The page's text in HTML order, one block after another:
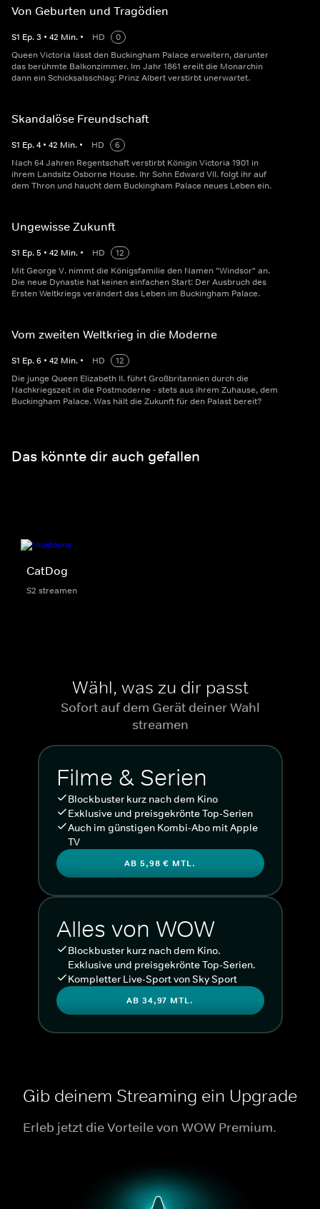
Von Geburten und Tragödien
S1 Ep.3 • 42 Min. • HD
0
Queen Victoria lässt den Buckingham Palace erweitern, darunter
das berühmte Balkonzimmer. Im Jahr 1861 ereilt die Monarchin
dann ein Schicksalsschlag: Prinz Albert verstirbt unerwartet.
Skandalöse Freundschaft
S1 Ep.4 • 42 Min. • HD
6
Nach 64 Jahren Regentschaft verstirbt Königin Victoria 1901 in
ihrem Landsitz Osborne House. Ihr Sohn Edward VII. folgt ihr auf
dem Thron und haucht dem Buckingham Palace neues Leben ein.
Ungewisse Zukunft
S1 Ep.5 • 42 Min. • HD
12
Mit George V. nimmt die Königsfamilie den Namen "Windsor" an.
Die neue Dynastie hat keinen einfachen Start: Der Ausbruch des
Ersten Weltkriegs verändert das Leben im Buckingham Palace.
Vom zweiten Weltkrieg in die Moderne
S1 Ep.6 • 42 Min. • HD
12
Die junge Queen Elizabeth II. führt Großbritannien durch die
Nachkriegszeit in die Postmoderne - stets aus ihrem Zuhause, dem
Buckingham Palace. Was hält die Zukunft für den Palast bereit?
Das könnte dir auch gefallen
CatDog
S2 streamen
Wähl, was zu dir passt
Sofort auf dem Gerät deiner Wahl
streamen
Filme & Serien
Blockbuster kurz nach dem Kino
Exklusive und preisgekrönte Top-Serien
Auch im günstigen Kombi-Abo mit Apple
TV
AB 5,98 € MTL.
Alles von WOW
Blockbuster kurz nach dem Kino.
Exklusive und preisgekrönte Top-Serien.
Kompletter Live-Sport von Sky Sport
AB 34,97 MTL.
Gib deinem Streaming ein Upgrade
Erleb jetzt die Vorteile von WOW Premium.